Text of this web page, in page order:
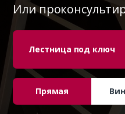
Или
Лестница под ключ
Прямая